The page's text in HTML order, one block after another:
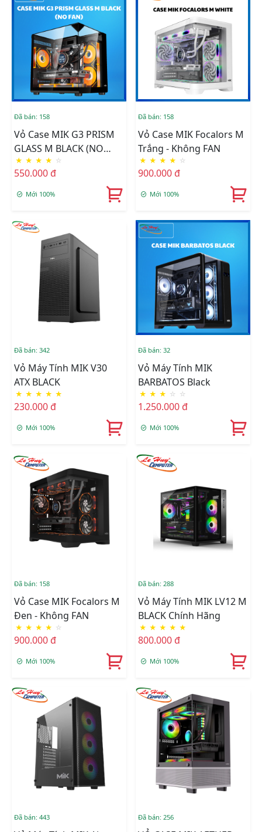
Đã bán: 158
Vỏ Case MIK G3 PRISM
GLASS M BLACK (NO
FAN)
★ ★ ★ ★ ☆
550.000 đ
Mới 100%
Đã bán: 158
Vỏ Case MIK Focalors M
Trắng - Không FAN
★ ★ ★ ★ ☆
900.000 đ
Mới 100%
Đã bán: 342
Vỏ Máy Tính MIK V30
ATX BLACK
★ ★ ★ ★ ★
230.000 đ
Mới 100%
Đã bán: 32
Vỏ Máy Tính MIK
BARBATOS Black
★ ★ ★ ☆ ☆
1.250.000 đ
Mới 100%
Đã bán: 158
Vỏ Case MIK Focalors M
Đen - Không FAN
★ ★ ★ ★ ☆
900.000 đ
Mới 100%
Đã bán: 288
Vỏ Máy Tính MIK LV12 M
BLACK Chính Hãng
★ ★ ★ ★ ★
800.000 đ
Mới 100%
Đã bán: 443 Đã bán: 256